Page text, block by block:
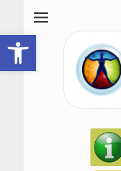
Abrir barra de herramientas